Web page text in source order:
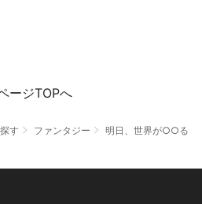
ージTOPへ
す ファンタジー
明日、世界が○○る